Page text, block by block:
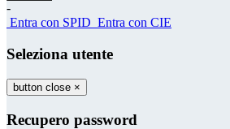
-
Entra con SPID Entra con CIE
Seleziona utente
button close ×
Recupero password